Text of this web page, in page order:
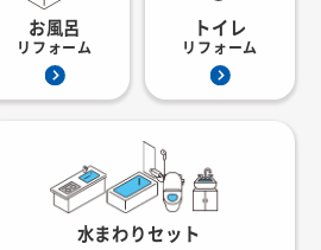
お風呂
リフォーム
トイレ
リフォーム
水まわりセット